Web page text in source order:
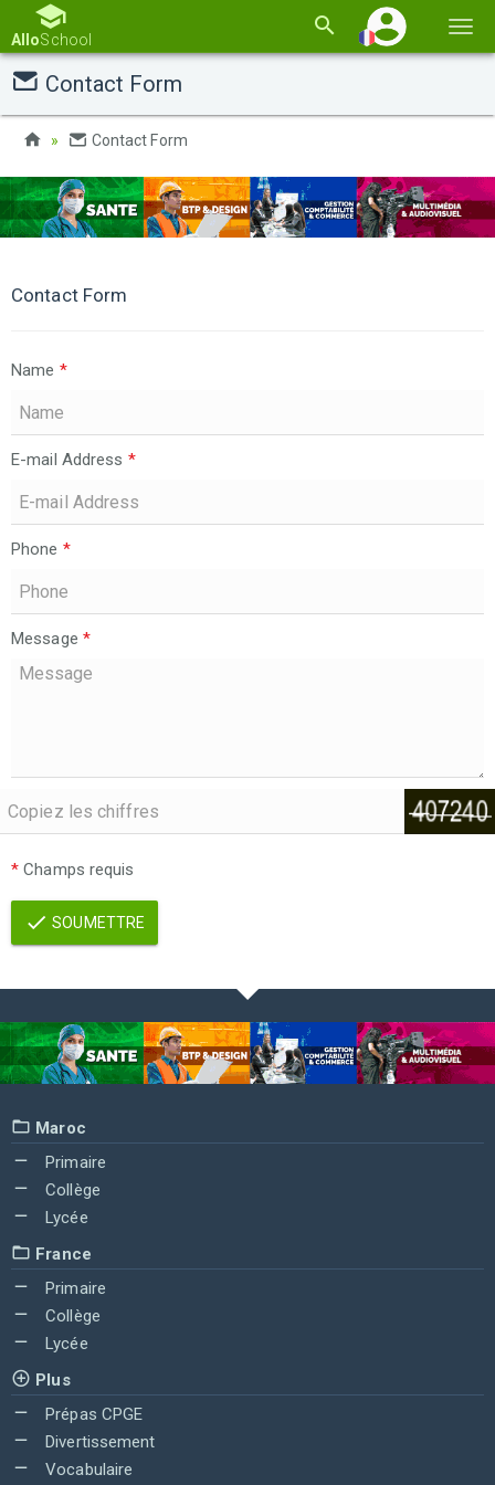
la
AlloSchool
Contact Form
Contact Form
Contact Form
Name *
E-mail Address *
Phone *
Message *
* Champs requis
SOUMETTRE
Maroc
Primaire
Collège
Lycée
France
Primaire
Collège
Lycée
Plus
Prépas CPGE
Divertissement
Vocabulaire